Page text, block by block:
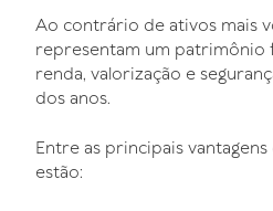
Ao contrário de ativos mais
representam um patrimônio
renda, valorização e
dos anos.
Entre as principais
estão: